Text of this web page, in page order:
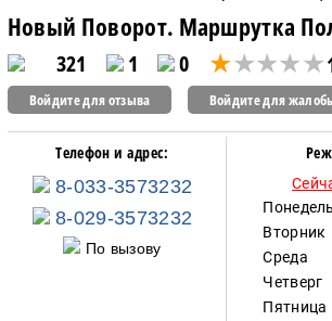
Новый Поворот. Маршрутка
321 1 0
Войдите для отзыва Войдите для
Телефон и адрес:
8-033-3573232
8-029-3573232
По вызову
Вторник
Среда
Четверг
Пятница